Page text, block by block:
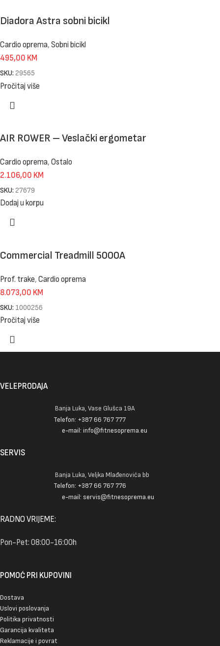
Diadora Astra sobni bicikl
Cardio oprema, Sobni bicikl
495,00 KM
SKU: 29565
Pročitaj više
AIR ROWER – Veslački ergometar
Cardio oprema, Ostalo
2.106,00 KM
SKU: 27679
Dodaj u korpu
Commercial Treadmill 5000A
Prof. trake, Cardio oprema
8.073,00 KM
SKU: 1000256
Pročitaj više
VELEPRODAJA
Banja Luka, Vase Glušca 19A
Telefon: +387 66 767 777
e-mail: info@fitnesoprema.eu
SERVIS
Banja Luka, Veljka Mlađenovića bb
Telefon: +387 66 767 776
e-mail: servis@fitnesoprema.eu
RADNO VRIJEME:
Pon-Pet: 08:00-16:00h
POMOĆ PRI KUPOVINI
Dostava
Uslovi poslovanja
Politika privatnosti
Garancija kvaliteta
Reklamacije i povrat